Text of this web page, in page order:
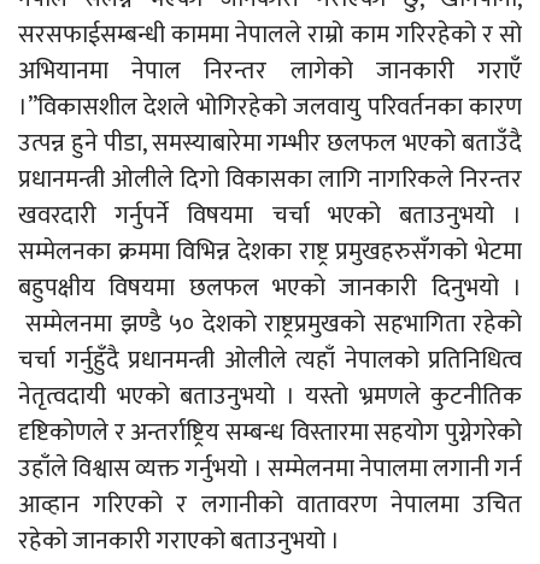
सरसफाईसम्बन्धी काममा नेपालले राम्रो काम गरिरहेको र सो
अभियानमा नेपाल निरन्तर लागेको जानकारी गराएँ
।”विकासशील देशले भोगिरहेको जलवायु परिवर्तनका कारण
उत्पन्न हुने पीडा, समस्याबारेमा गम्भीर छलफल भएको बताउँदै
प्रधानमन्त्री ओलीले दिगो विकासका लागि नागरिकले निरन्तर
खवरदारी गर्नुपर्ने विषयमा चर्चा भएको बताउनुभयो ।
सम्मेलनका क्रममा विभिन्न देशका राष्ट्र प्रमुखहरुसँगको भेटमा
बहुपक्षीय विषयमा छलफल भएको जानकारी दिनुभयो ।
सम्मेलनमा झण्डै ५० देशको राष्ट्रप्रमुखको सहभागिता रहेको
चर्चा गर्नुहुँदै प्रधानमन्त्री ओलीले त्यहाँ नेपालको प्रतिनिधित्व
नेतृत्वदायी भएको बताउनुभयो । यस्तो भ्रमणले कुटनीतिक
दृष्टिकोणले र अन्तर्राष्ट्रिय सम्बन्ध विस्तारमा सहयोग पुग्नेगरेको
उहाँले विश्वास व्यक्त गर्नुभयो । सम्मेलनमा नेपालमा लगानी गर्न
आव्हान गरिएको र लगानीको वातावरण नेपालमा उचित
रहेको जानकारी गराएको बताउनुभयो ।